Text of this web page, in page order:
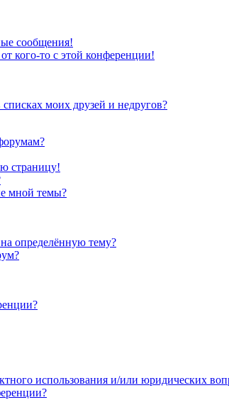
сообщения!
кого-то с этой конференции!
списках моих друзей и недругов?
страницу!
мной темы?
определённую тему?
использования и/или юридических